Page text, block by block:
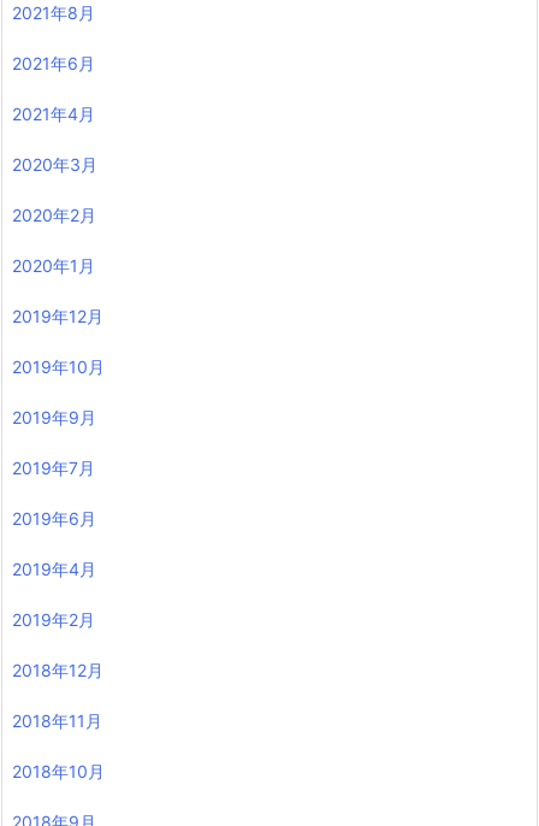
2021年8月
2021年6月
2021年4月
2020年3月
2020年2月
2020年1月
2019年12月
2019年10月
2019年9月
2019年7月
2019年6月
2019年4月
2019年2月
2018年12月
2018年11月
2018年10月
2018年9月